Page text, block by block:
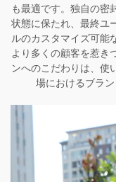
も最適です。独自の密
状態に保たれ、最終ユ
ルのカスタマイズ可能
より多くの顧客を惹き
ンへのこだわりは、使
場におけるブラ